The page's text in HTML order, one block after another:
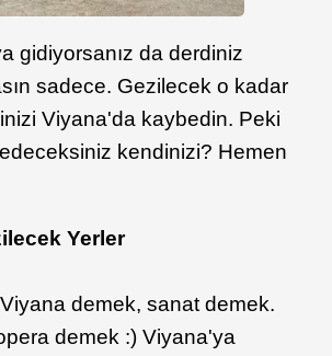
gidiyorsanız da derdiniz
sadece. Gezilecek o kadar
Viyana'da kaybedin. Peki
kendinizi? Hemen
Yerler
Viyana demek, sanat demek.
demek :) Viyana'ya